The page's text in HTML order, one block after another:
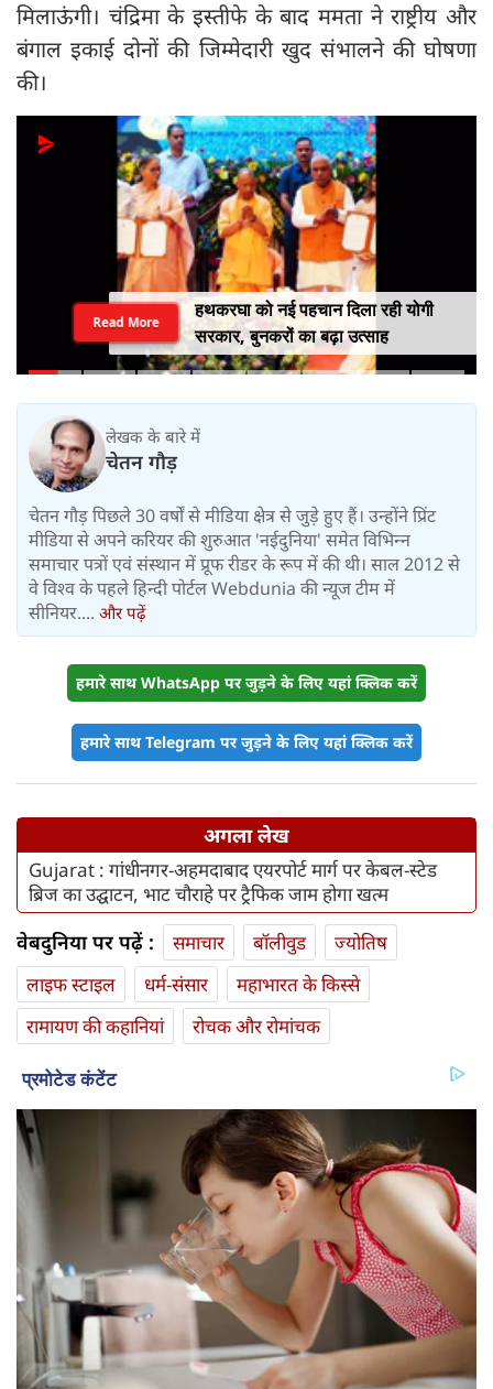
मिलाऊंगी। चंद्रिमा के इस्तीफे के बाद ममता ने राष्ट्रीय और
बंगाल इकाई दोनों की जिम्मेदारी खुद संभालने की घोषणा
की।
हथकरघा को नई पहचान दिला रही योगी
सरकार, बुनकरों का बढ़ा उत्साह
Read More
लेखक के बारे में
चेतन गौड़
चेतन गौड़ पिछले 30 वर्षों से मीडिया क्षेत्र से जुड़े हुए हैं। उन्‍होंने प्रिंट
मीडिया से अपने करियर की शुरुआत 'नईदुनिया' समेत विभिन्‍न
समाचार पत्रों एवं संस्‍थान में प्रूफ रीडर के रूप में की थी। साल 2012 से
वे विश्व के पहले हिन्दी पोर्टल Webdunia की न्यूज टीम में
सीनियर.... और पढ़ें
हमारे साथ WhatsApp पर जुड़ने के लिए यहां क्लिक करें
हमारे साथ Telegram पर जुड़ने के लिए यहां क्लिक करें
अगला लेख
Gujarat : गांधीनगर-अहमदाबाद एयरपोर्ट मार्ग पर केबल-स्टेड
ब्रिज का उद्घाटन, भाट चौराहे पर ट्रैफिक जाम होगा खत्म
वेबदुनिया पर पढ़ें : समाचार बॉलीवुड
ज्योतिष
लाइफ स्‍टाइल
धर्म-संसार
महाभारत के किस्से
रामायण की कहानियां
रोचक और रोमांचक